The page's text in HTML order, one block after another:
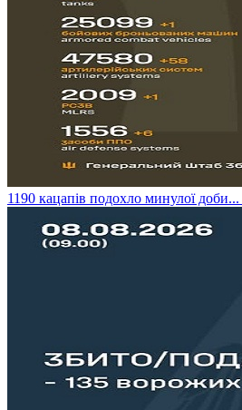
​1190 кацапів подохло минулої доби...